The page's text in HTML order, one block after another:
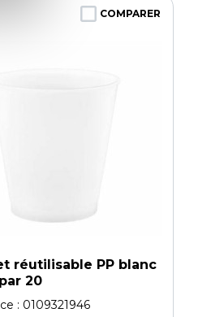
réutilisable PP blanc
20
: 0109321946
COMPARER